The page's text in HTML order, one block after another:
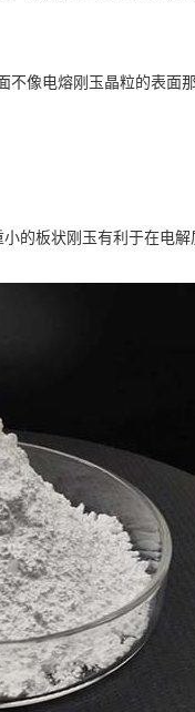
电熔刚玉晶粒的表面那
板状刚玉有利于在电解